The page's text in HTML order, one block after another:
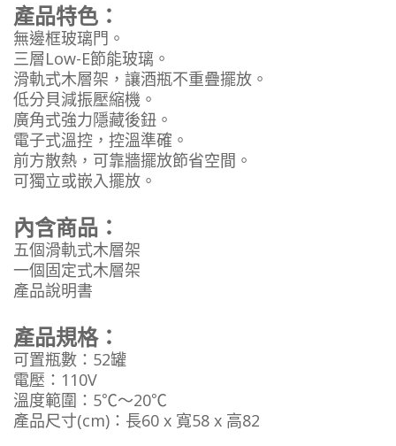
產品特色：
無邊框玻璃門。
三層Low-E節能玻璃。
滑軌式木層架，讓酒瓶不重疊擺放。
低分貝減振壓縮機。
廣角式強力隱藏後鈕。
電子式溫控，控溫準確。
前方散熱，可靠牆擺放節省空間。
可獨立或嵌入擺放。
內含商品：
五個滑軌式木層架
一個固定式木層架
產品說明書
產品規格：
可置瓶數：52罐
電壓：110V
溫度範圍：5℃～20℃
產品尺寸(cm)：長60 x 寬58 x 高82